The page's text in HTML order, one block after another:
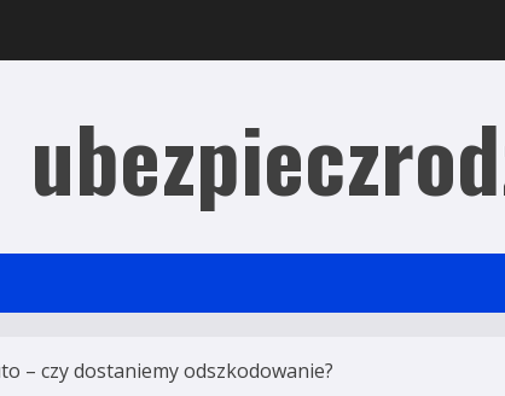
– czy dostaniemy odszkodowanie?